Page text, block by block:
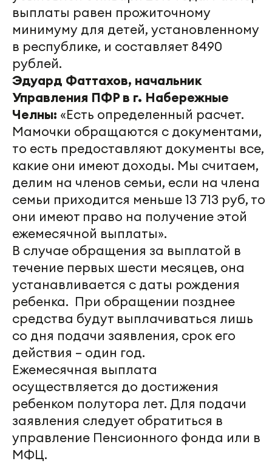
выплаты равен прожиточному
минимуму для детей, установленному
в республике, и составляет 8490
рублей.
Эдуард Фаттахов, начальник
Управления ПФР в г. Набережные
Челны: «Есть определенный расчет.
Мамочки обращаются с документами,
то есть предоставляют документы все,
какие они имеют доходы. Мы считаем,
делим на членов семьи, если на члена
семьи приходится меньше 13 713 руб, то
они имеют право на получение этой
ежемесячной выплаты».
В случае обращения за выплатой в
течение первых шести месяцев, она
устанавливается с даты рождения
ребенка. При обращении позднее
средства будут выплачиваться лишь
со дня подачи заявления, срок его
действия – один год.
Ежемесячная выплата
осуществляется до достижения
ребенком полутора лет. Для подачи
заявления следует обратиться в
управление Пенсионного фонда или в
МФЦ.